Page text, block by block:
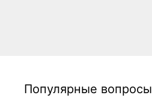
Популярные вопросы